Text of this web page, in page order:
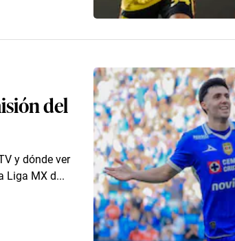
del
y dónde ver
Liga MX d...